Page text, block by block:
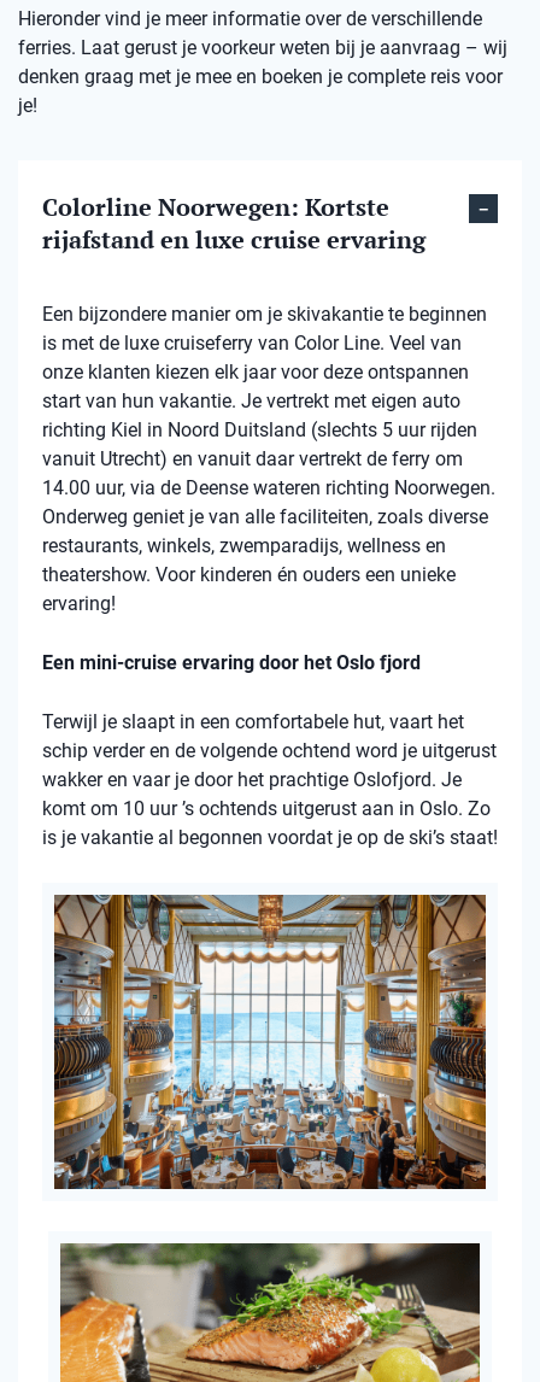
Hieronder vind je meer informatie over de verschillende
ferries. Laat gerust je voorkeur weten bij je aanvraag – wij
denken graag met je mee en boeken je complete reis voor
je!
Colorline Noorwegen: Kortste
rijafstand en luxe cruise ervaring
Een bijzondere manier om je skivakantie te beginnen
is met de luxe cruiseferry van Color Line. Veel van
onze klanten kiezen elk jaar voor deze ontspannen
start van hun vakantie. Je vertrekt met eigen auto
richting Kiel in Noord Duitsland (slechts 5 uur rijden
vanuit Utrecht) en vanuit daar vertrekt de ferry om
14.00 uur, via de Deense wateren richting Noorwegen.
Onderweg geniet je van alle faciliteiten, zoals diverse
restaurants, winkels, zwemparadijs, wellness en
theatershow. Voor kinderen én ouders een unieke
ervaring!
Een mini-cruise ervaring door het Oslo fjord
Terwijl je slaapt in een comfortabele hut, vaart het
schip verder en de volgende ochtend word je uitgerust
wakker en vaar je door het prachtige Oslofjord. Je
komt om 10 uur ’s ochtends uitgerust aan in Oslo. Zo
is je vakantie al begonnen voordat je op de ski’s staat!